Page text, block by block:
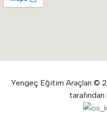
Yengeç Eğitim Araçları ©
tarafından